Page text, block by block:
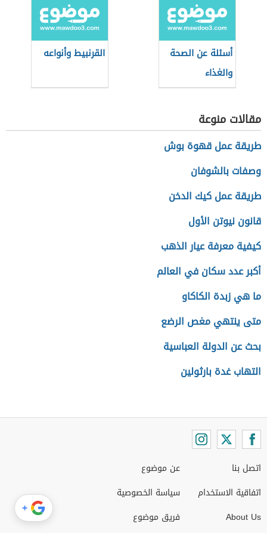
أسئلة عن الصحة
والغذاء
القرنبيط وأنواعه
مقالات منوعة
طريقة عمل قهوة بوش
وصفات بالشوفان
طريقة عمل كيك الدخن
قانون نيوتن الأول
كيفية معرفة عيار الذهب
أكبر عدد سكان في العالم
ما هي زبدة الكاكاو
متى ينتهي مغص الرضع
بحث عن الدولة العباسية
التهاب غدة بارثولين
اتصل بنا
اتفاقية الاستخدام
About Us
عن موضوع
سياسة الخصوصية
فريق موضوع
+